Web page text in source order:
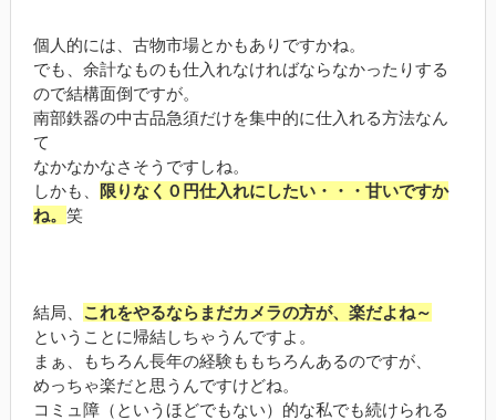
個人的には、古物市場とかもありですかね。
でも、余計なものも仕入れなければならなかったりする
ので結構面倒ですが。
南部鉄器の中古品急須だけを集中的に仕入れる方法なん
て
なかなかなさそうですしね。
しかも、
限りなく０円仕入れにしたい・・・甘いですか
ね。 笑
結局、 これをやるならまだカメラの方が、楽だよね～
ということに帰結しちゃうんですよ。
まぁ、もちろん長年の経験ももちろんあるのですが、
めっちゃ楽だと思うんですけどね。
コミュ障（というほどでもない）的な私でも続けられる